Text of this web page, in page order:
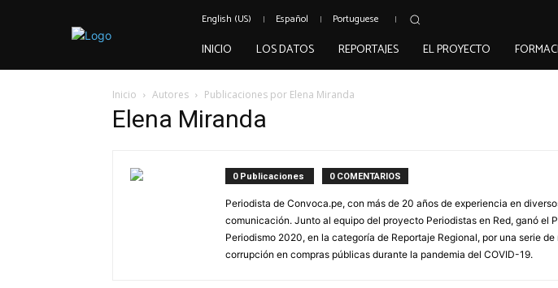
English (US) Español Portuguese
INICIO LOS DATOS REPORTAJES EL PROYECTO
Inicio Autores Publicaciones por Elena Miranda
Elena Miranda
0 Publicaciones 0 COMENTARIOS
Periodista de Convoca.pe, con más de 20 años de experiencia en
comunicación. Junto al equipo del proyecto Periodistas en Red, ganó el
Periodismo 2020, en la categoría de Reportaje Regional, por una serie de
corrupción en compras públicas durante la pandemia del COVID-19.